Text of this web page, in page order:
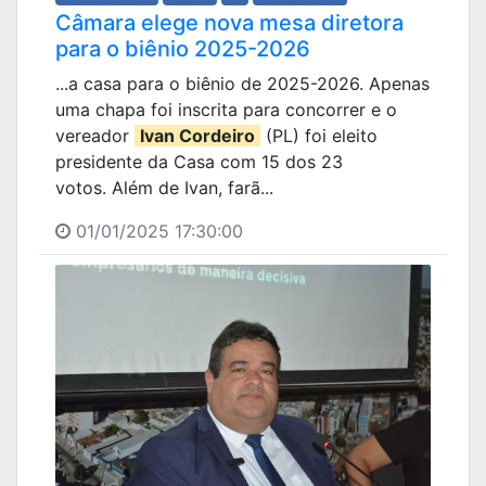
Câmara elege nova mesa diretora
para o biênio 2025-2026
...a casa para o biênio de 2025-2026. Apenas
uma chapa foi inscrita para concorrer e o
vereador Ivan Cordeiro (PL) foi eleito
presidente da Casa com 15 dos 23
votos. Além de Ivan, farã...
01/01/2025 17:30:00